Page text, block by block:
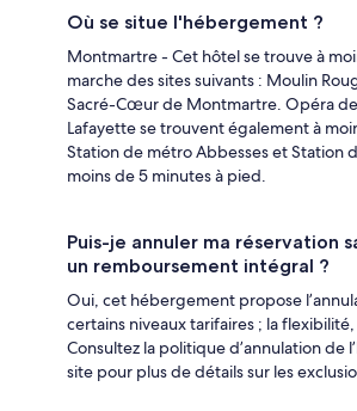
Où se situe l'hébergement ?
Montmartre - Cet hôtel se trouve à
marche des sites suivants : Moulin
Sacré-Cœur de Montmartre. Opéra de
Lafayette se trouvent également à
Station de métro Abbesses et Station
moins de 5 minutes à pied.
Puis-je annuler ma réservation
un remboursement intégral ?
Oui, cet hébergement propose
certains niveaux tarifaires ; la
Consultez la politique d’annulation de
site pour plus de détails sur les